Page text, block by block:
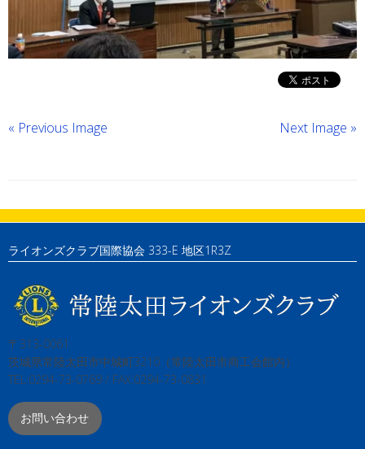
« Previous Image Next Image »
ライオンズクラブ国際協会 333-E 地区1R3Z
〒313-0061
茨城県常陸太田市中城町3210（常陸太田市商工会館内）
TEL:0294-73-0769 / FAX:0294-73-0831
お問い合わせ